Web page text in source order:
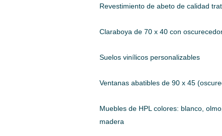
Revestimiento de abeto de calidad
Claraboya de 70 x 40 con
Suelos vinílicos personalizables
Ventanas abatibles de 90 x 45
Muebles de HPL colores: blanco,
madera